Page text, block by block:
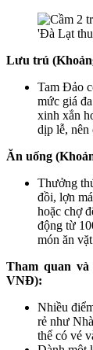
Lưu trú
Tam Đảo
mức giá
xinh xắn
dịp lễ, nên
Ăn uống
Thưởng
đồi, lợn
hoặc chợ
động từ
món ăn
Tham quan và
VNĐ):
Nhiều
rẻ như
thể có vé